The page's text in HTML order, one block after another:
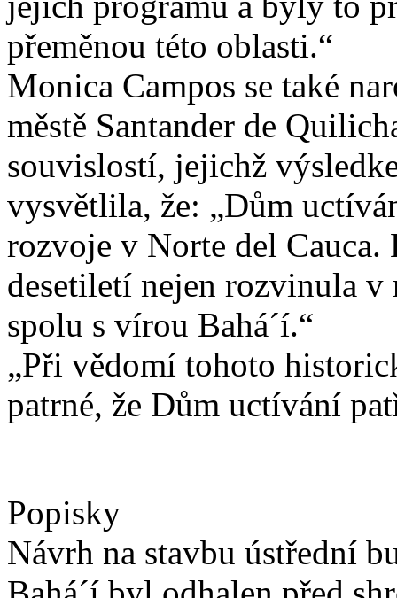
přeměnou této oblasti.“
Monica Campos se také
městě Santander de
souvislostí, jejichž
vysvětlila, že: „Dům
rozvoje v Norte del Cauca.
desetiletí nejen rozvinula
spolu s vírou Bahá´í.“
„Při vědomí tohoto
patrné, že Dům uctívání
Popisky
Návrh na stavbu ústřední